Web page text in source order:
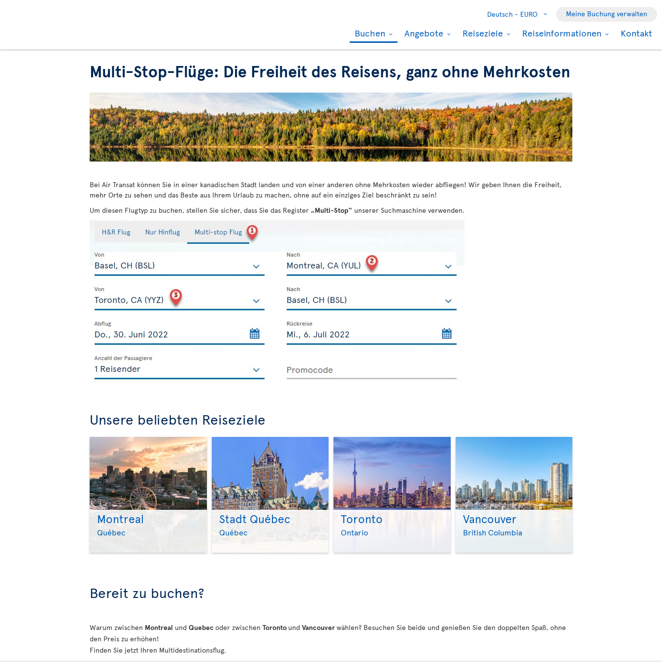
Deutsch - EURO Meine Buchung verwalten
Buchen Angebote Reiseziele Reiseinformationen Kontakt
Multi-Stop-Flüge: Die Freiheit des Reisens, ganz ohne Mehrkosten
Bei Air Transat können Sie in einer kanadischen Stadt landen und von einer anderen ohne Mehrkosten wieder abfliegen! Wir geben Ihnen die Freiheit,
mehr Orte zu sehen und das Beste aus Ihrem Urlaub zu machen, ohne auf ein einziges Ziel beschränkt zu sein!
Um diesen Flugtyp zu buchen, stellen Sie sicher, dass Sie das Register „Multi-Stop“ unserer Suchmaschine verwenden.
Unsere beliebten Reiseziele
Montreal
Québec >
Stadt Québec
Québec >
Toronto
Ontario >
Vancouver
British Columbia
Bereit zu buchen?
Warum zwischen Montreal und Quebec oder zwischen Toronto und Vancouverwählen? Besuchen Sie beide und genießen Sie den doppelten Spaß, ohne
den Preis zu erhöhen!
Finden Sie jetzt Ihren Multidestinationsflug.